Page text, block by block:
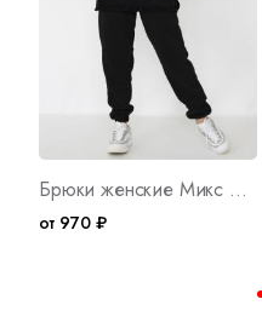
Брюки женские Микс Ч WB Арт. 10539
от 970 ₽